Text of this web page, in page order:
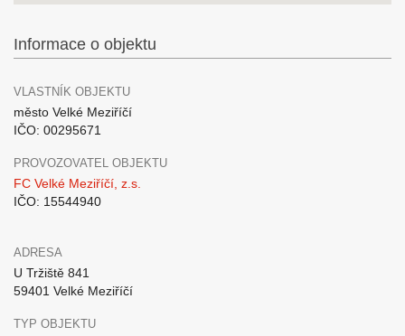
Informace o objektu
VLASTNÍK OBJEKTU
město Velké Meziříčí
IČO: 00295671
PROVOZOVATEL OBJEKTU
FC Velké Meziříčí, z.s.
IČO: 15544940
ADRESA
U Tržiště 841
59401 Velké Meziříčí
TYP OBJEKTU